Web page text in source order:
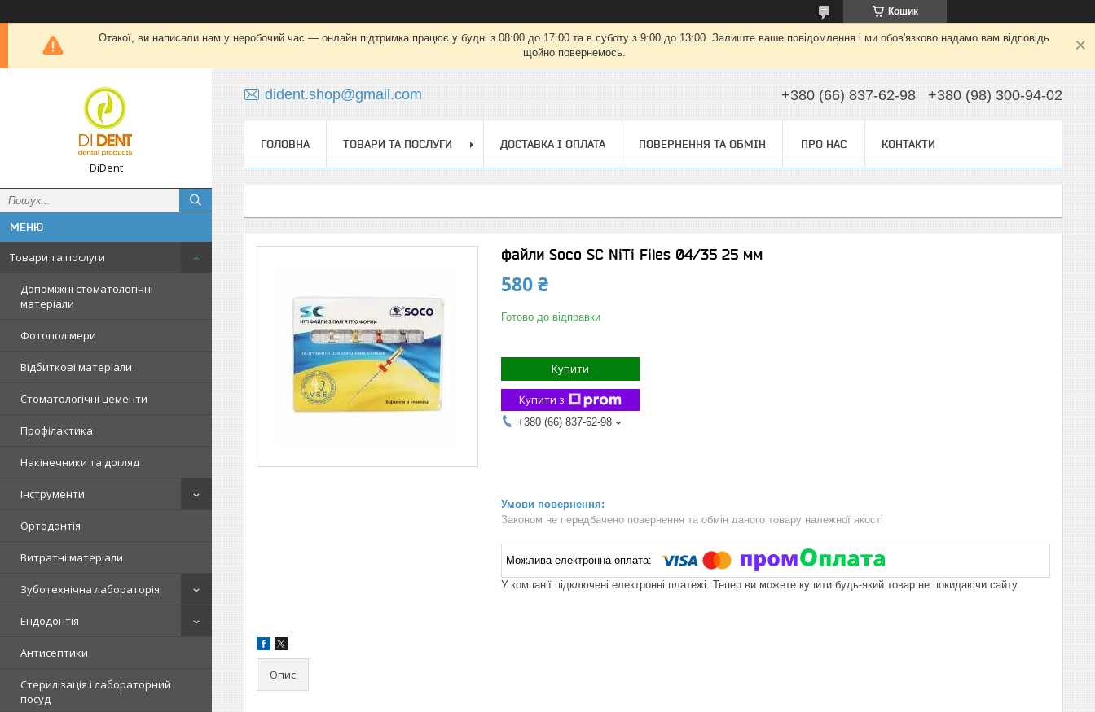
Кошик
Отакої, ви написали нам у неробочий час — онлайн підтримка працює у будні з 08:00 до 17:00 та в суботу з 9:00 до 13:00. Залиште ваше повідомлення і ми обов'язково надамо вам відповідь
щойно повернемось.
DiDent
Товари та послуги
Допоміжні стоматологічні
матеріали
Фотополімери
Відбиткові матеріали
Стоматологічні цементи
Профілактика
Накінечники та догляд
Інструменти
Ортодонтія
Витратні матеріали
Зуботехнічна лабораторія
Ендодонтія
Антисептики
Стерилізація і лабораторний
посуд
dident.shop@gmail.com +380 (66) 837-62-98 +380 (98) 300-94-02
ГОЛОВНА ТОВАРИ ТА ПОСЛУГИ ДОСТАВКА І ОПЛАТА ПОВЕРНЕННЯ ТА ОБМІН ПРО НАС КОНТАКТИ
файли Soco SC NiTi Files 04/35 25 мм
580 ₴
Готово до відправки
Купити
Купити з
+380 (66) 837-62-98
Законом не передбачено повернення та обмін даного товару належної якості
У компанії підключені електронні платежі. Тепер ви можете купити будь-який товар не покидаючи сайту.
Опис